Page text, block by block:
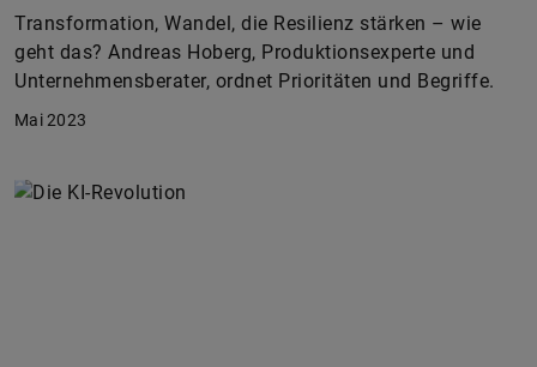
Transformation, Wandel, die Resilienz stärken – wie
geht das? Andreas Hoberg, Produktionsexperte und
Unternehmensberater, ordnet Prioritäten und Begriffe.
Mai 2023